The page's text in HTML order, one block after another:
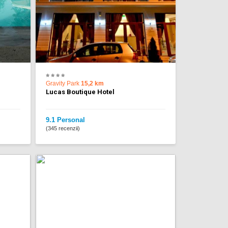
Gravity Park 15,2 km
Lucas Boutique Hotel
9.1 Personal
(345 recenzii)